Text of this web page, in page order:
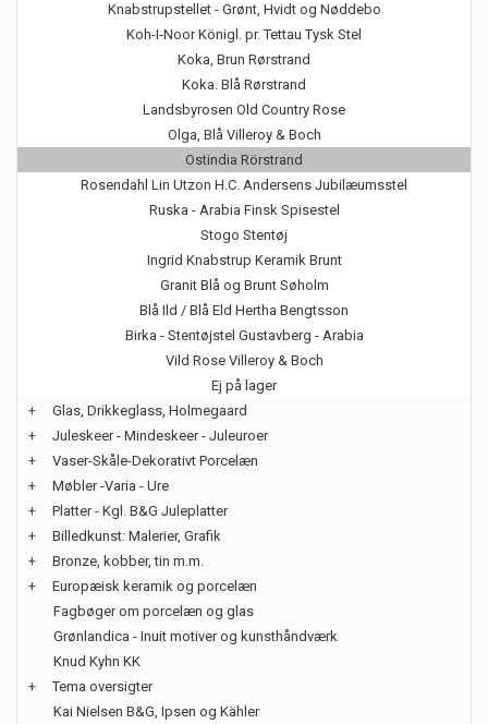
Knabstrupstellet - Grønt, Hvidt og Nøddebo
Koh-I-Noor Königl. pr. Tettau Tysk Stel
Koka, Brun Rørstrand
Koka. Blå Rørstrand
Landsbyrosen Old Country Rose
Olga, Blå Villeroy & Boch
Ostindia Rörstrand
Rosendahl Lin Utzon H.C. Andersens Jubilæumsstel
Ruska - Arabia Finsk Spisestel
Stogo Stentøj
Ingrid Knabstrup Keramik Brunt
Granit Blå og Brunt Søholm
Blå Ild / Blå Eld Hertha Bengtsson
Birka - Stentøjstel Gustavberg - Arabia
Vild Rose Villeroy & Boch
Ej på lager
+
Glas, Drikkeglass, Holmegaard
+
Juleskeer - Mindeskeer - Juleuroer
+
Vaser-Skåle-Dekorativt Porcelæn
+
Møbler -Varia - Ure
+
Platter - Kgl. B&G Juleplatter
+
Billedkunst: Malerier, Grafik
+
Bronze, kobber, tin m.m.
+
Europæisk keramik og porcelæn
Fagbøger om porcelæn og glas
Grønlandica - Inuit motiver og kunsthåndværk
Knud Kyhn KK
+
Tema oversigter
Kai Nielsen B&G, Ipsen og Kähler